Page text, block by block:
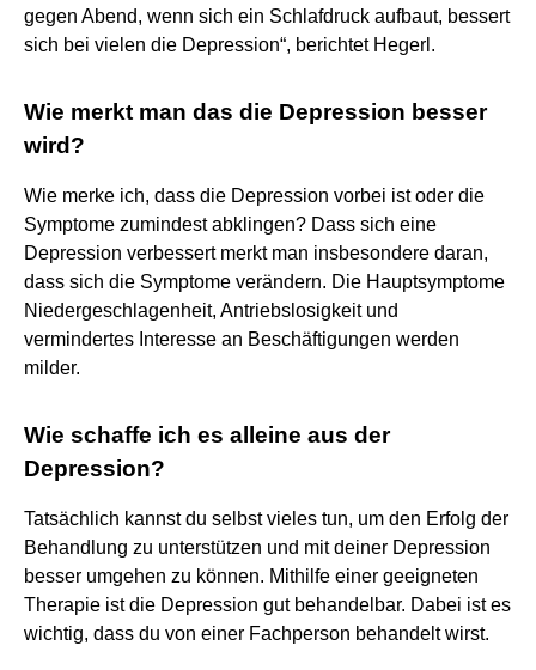
gegen Abend, wenn sich ein Schlafdruck aufbaut, bessert
sich bei vielen die Depression“, berichtet Hegerl.
Wie merkt man das die Depression besser
wird?
Wie merke ich, dass die Depression vorbei ist oder die
Symptome zumindest abklingen? Dass sich eine
Depression verbessert merkt man insbesondere daran,
dass sich die Symptome verändern. Die Hauptsymptome
Niedergeschlagenheit, Antriebslosigkeit und
vermindertes Interesse an Beschäftigungen werden
milder.
Wie schaffe ich es alleine aus der
Depression?
Tatsächlich kannst du selbst vieles tun, um den Erfolg der
Behandlung zu unterstützen und mit deiner Depression
besser umgehen zu können. Mithilfe einer geeigneten
Therapie ist die Depression gut behandelbar. Dabei ist es
wichtig, dass du von einer Fachperson behandelt wirst.